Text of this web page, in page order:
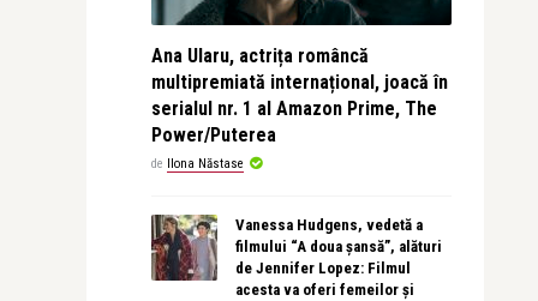
Ana Ularu, actrița româncă
multipremiată internațional, joacă în
serialul nr. 1 al Amazon Prime, The
Power/Puterea
de Ilona Năstase
Vanessa Hudgens, vedetă a
filmului “A doua șansă”, alături
de Jennifer Lopez: Filmul
acesta va oferi femeilor și